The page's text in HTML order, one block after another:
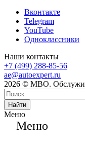
Вконтакте
Telegram
YouTube
Одноклассники
Наши контакты
+7 (499) 288-85-56
ae@autoexpert.ru
2026 © МВО.
Найти
Меню
Меню